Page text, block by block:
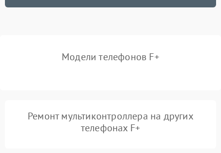
Модели телефонов F+
Ремонт мультиконтроллера на других
телефонах F+